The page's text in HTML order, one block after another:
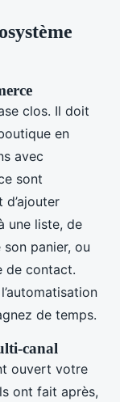
clos. Il doit
en
avec
sont
une liste, de
panier, ou
de contact.
de temps.
canal
ouvert votre
ont fait après,